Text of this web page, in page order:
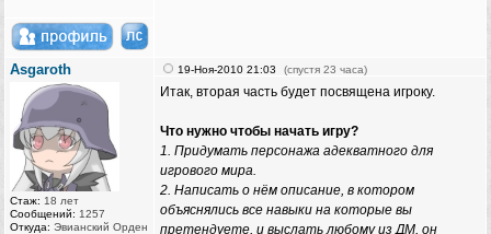
Asgaroth
Стаж: 18 лет
Сообщений: 1257
Откуда: Эвианский Орден
19-Ноя-2010 21:03 (спустя 23 часа)
Итак, вторая часть будет посвящена игроку.
Что нужно чтобы начать игру?
1. Придумать персонажа адекватного для
игрового мира.
2. Написать о нём описание, в котором
объяснялись все навыки на которые вы
претендуете, и выслать любому из ДМ, он